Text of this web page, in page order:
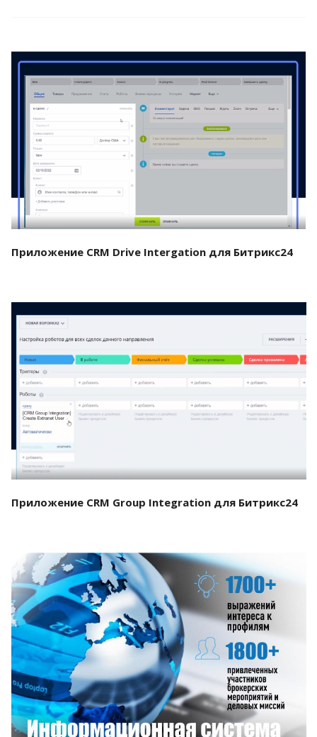
Смотреть проект
Приложение CRM Drive Intergation для Битрикс24
Смотреть проект
Приложение CRM Group Integration для Битрикс24
Смотреть проект